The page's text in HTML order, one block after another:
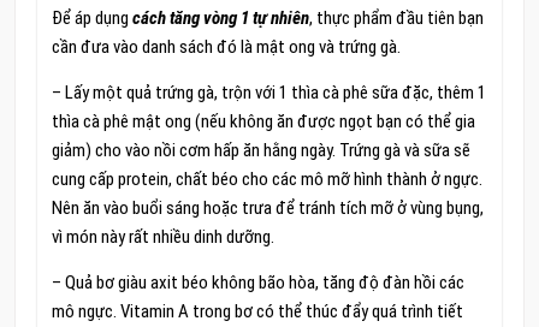
Để áp dụng cách tăng vòng 1 tự nhiên, thực phẩm đầu tiên bạn
cần đưa vào danh sách đó là mật ong và trứng gà.
– Lấy một quả trứng gà, trộn với 1 thìa cà phê sữa đặc, thêm 1
thìa cà phê mật ong (nếu không ăn được ngọt bạn có thể gia
giảm) cho vào nồi cơm hấp ăn hằng ngày. Trứng gà và sữa sẽ
cung cấp protein, chất béo cho các mô mỡ hình thành ở ngực.
Nên ăn vào buổi sáng hoặc trưa để tránh tích mỡ ở vùng bụng,
vì món này rất nhiều dinh dưỡng.
– Quả bơ giàu axit béo không bão hòa, tăng độ đàn hồi các
mô ngực. Vitamin A trong bơ có thể thúc đẩy quá trình tiết